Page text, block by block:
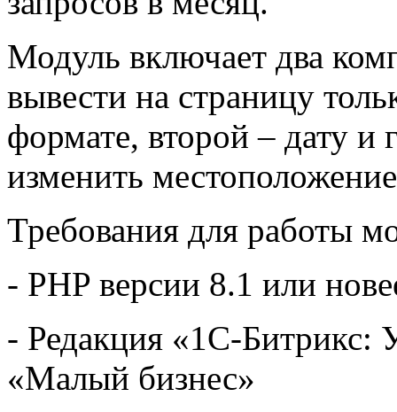
Модуль включает два
вывести на страницу
формате, второй – дату и
изменить
Требования для работы
- PHP версии 8.1 или
- Редакция «1С-Битрикс:
«Малый бизнес»